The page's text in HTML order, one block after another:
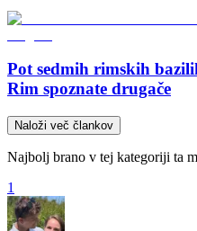
Pot sedmih rimskih
Rim spoznate drugače
Naloži več člankov
Najbolj brano v tej kategoriji ta
1